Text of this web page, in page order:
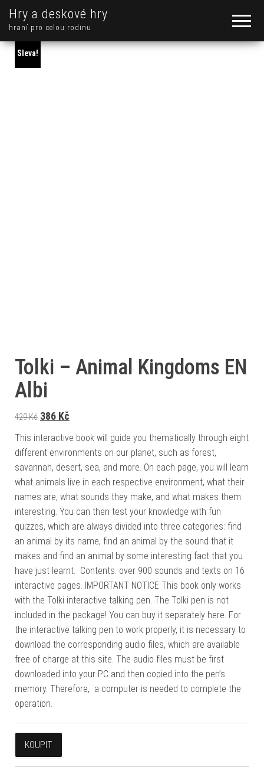
Hry a deskové hry
hraní pro celou rodinu
Sleva!
Tolki – Animal Kingdoms EN
Albi
429Kč Původní cena byla: 429 Kč.
386 Kč
This interactive book will guide you thematically through eight
different environments on our planet, such as forest,
savannah, desert, sea, and more. On each page, you will learn
what animals live in each respective environment, what their
names are, what sounds they make, and what makes them
interesting. You can then test your knowledge with fun
quizzes, which are always divided into three categories: find
an animal by its name, find an animal by the sound that it
makes and find an animal by some interesting fact that you
have just learnt. Contents: over 900 sounds and texts on 16
interactive pages. IMPORTANT NOTICE This book only works
with the Tolki interactive talking pen. The Tolki pen is not
included in the package! You can buy it separately here. For
the interactive talking pen to work properly, it is necessary to
download the corresponding audio files, which are available
free of charge at this site. The audio files must be first
downloaded into your PC and then copied into the pen’s
memory. Therefore, a computer is needed to complete the
operation.
KOUPIT